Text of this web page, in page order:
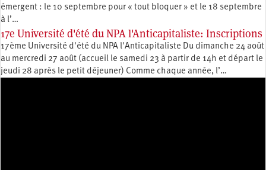
émergent : le 10 septembre pour « tout bloquer » et le 18 septembre
à l’…
17e Université d'été du NPA l'Anticapitaliste: Inscriptions
17ème Université d'été du NPA l'Anticapitaliste Du dimanche 24 août
au mercredi 27 août (accueil le samedi 23 à partir de 14h et départ le
jeudi 28 après le petit déjeuner) Comme chaque année, l’…